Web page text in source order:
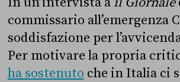
commissario all’emergenza
soddisfazione per
Per motivare la propria
ha sostenuto che in Italia ci